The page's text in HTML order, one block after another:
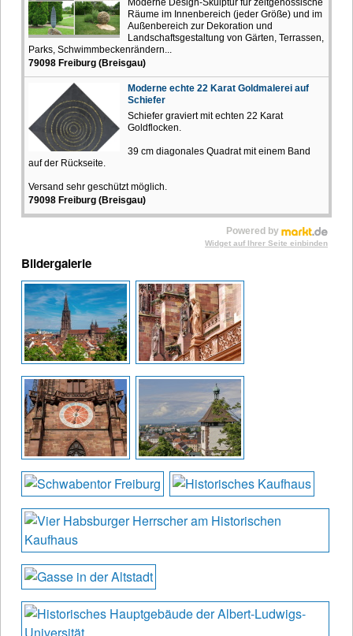
Räume im Innenbereich (jeder Größe) und im
Außenbereich zur Dekoration und
Landschaftsgestaltung von Gärten, Terrassen,
Parks, Schwimmbeckenrändern...
79098 Freiburg (Breisgau)
Moderne echte 22 Karat Goldmalerei auf
Schiefer
Schiefer graviert mit echten 22 Karat
Goldflocken.
39 cm diagonales Quadrat mit einem Band
auf der Rückseite.
Versand sehr geschützt möglich.
79098 Freiburg (Breisgau)
Powered by
Widget auf Ihrer Seite einbinden
Bildergalerie